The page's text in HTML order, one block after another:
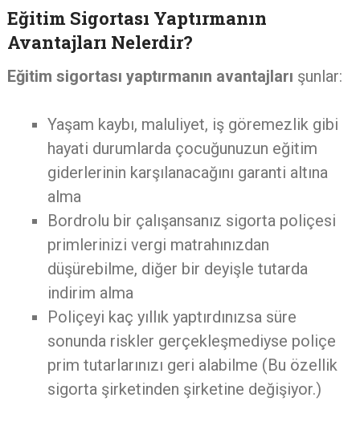
Eğitim Sigortası Yaptırmanın
Avantajları Nelerdir?
Eğitim sigortası yaptırmanın avantajları şunlar:
Yaşam kaybı, maluliyet, iş göremezlik gibi
hayati durumlarda çocuğunuzun eğitim
giderlerinin karşılanacağını garanti altına
alma
Bordrolu bir çalışansanız sigorta poliçesi
primlerinizi vergi matrahınızdan
düşürebilme, diğer bir deyişle tutarda
indirim alma
Poliçeyi kaç yıllık yaptırdınızsa süre
sonunda riskler gerçekleşmediyse poliçe
prim tutarlarınızı geri alabilme (Bu özellik
sigorta şirketinden şirketine değişiyor.)